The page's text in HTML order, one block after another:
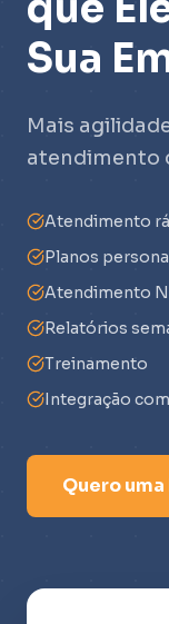
Sua
Mais
atendimento
Atendimento
Planos
Atendimento
Relatórios
Treinamento
Integração
Quero